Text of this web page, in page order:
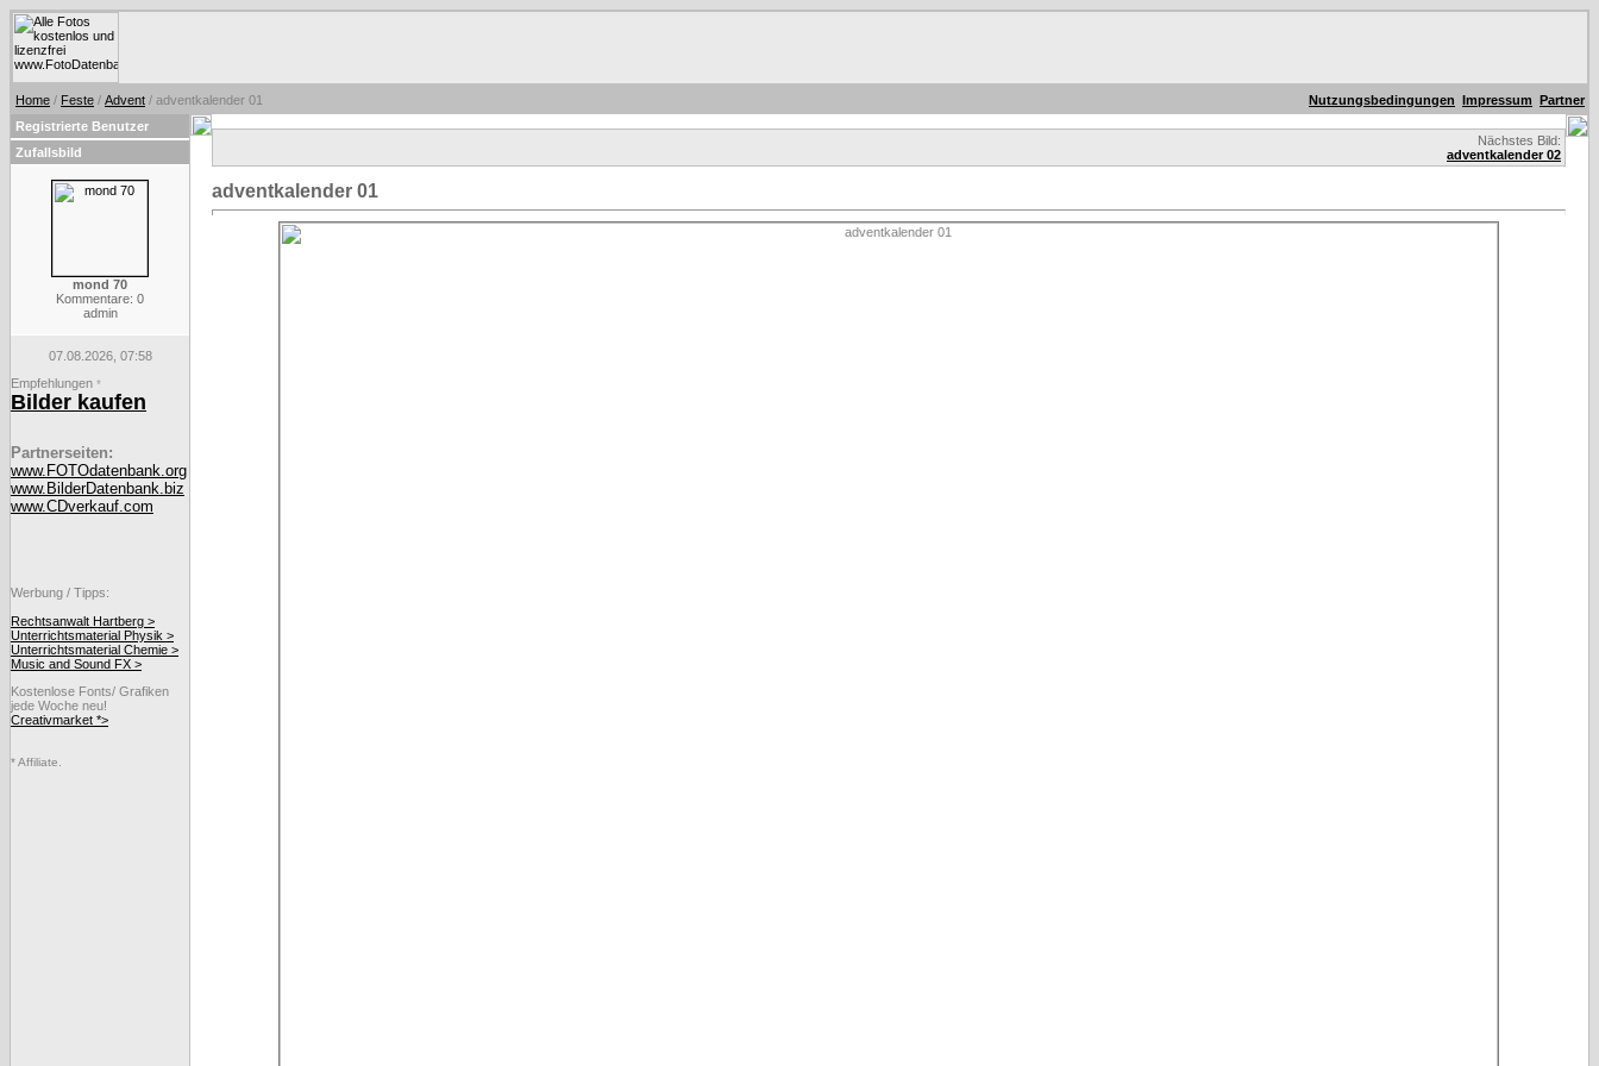
Home / Feste / Advent / adventkalender 01 Nutzungsbedingungen Impressum Partner
Registrierte Benutzer
Zufallsbild
mond 70
Kommentare: 0
admin
07.08.2026, 07:58
Empfehlungen *
Bilder kaufen
Partnerseiten:
www.FOTOdatenbank.org
www.BilderDatenbank.biz
www.CDverkauf.com
Werbung / Tipps:
Rechtsanwalt Hartberg >
Unterrichtsmaterial Physik >
Unterrichtsmaterial Chemie >
Music and Sound FX >
Kostenlose Fonts/ Grafiken
jede Woche neu!
Creativmarket *>
* Affiliate.
Nächstes Bild:
adventkalender 02
adventkalender 01